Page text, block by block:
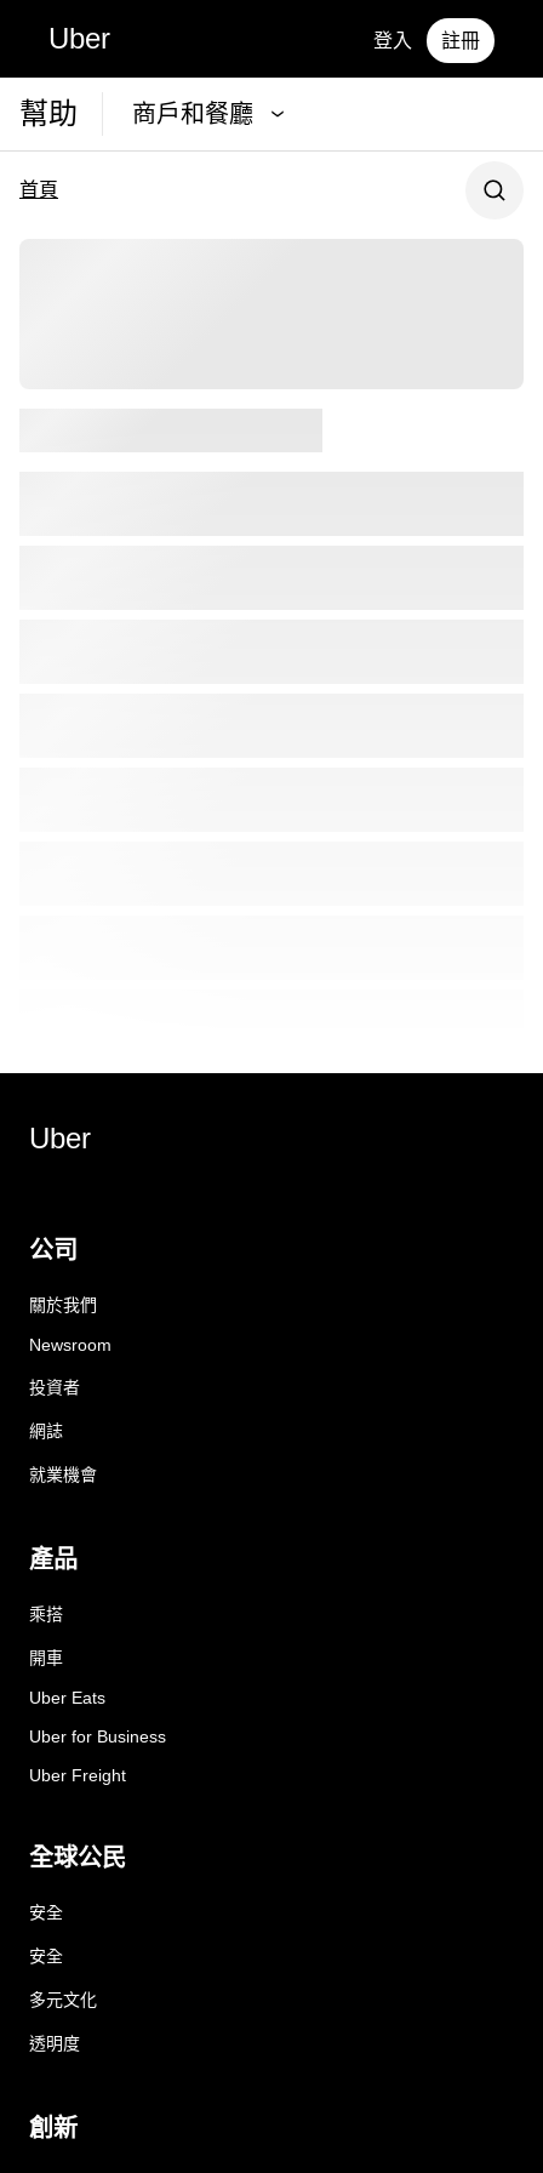
Uber 登入 註冊
幫助 商戶和餐廳
首頁
Uber
公司
關於我們
Newsroom
投資者
網誌
就業機會
產品
乘搭
開車
Uber Eats
Uber for Business
Uber Freight
全球公民
安全
安全
多元文化
透明度
創新